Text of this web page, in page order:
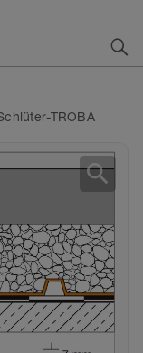
TROBA
search